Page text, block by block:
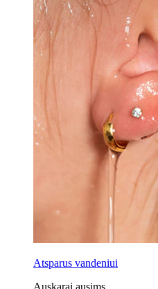
Atsparus vandeniui
Auskarai ausims